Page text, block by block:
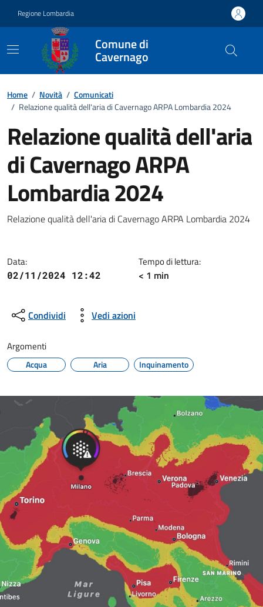
Regione Lombardia
Comune di
Cavernago
Home / Novità / Comunicati
/ Relazione qualità dell'aria di Cavernago ARPA Lombardia 2024
Relazione qualità dell'aria
di Cavernago ARPA
Lombardia 2024
Dettagli della notizia
Relazione qualità dell'aria di Cavernago ARPA Lombardia 2024
Data:
02/11/2024 12:42
Tempo di lettura:
< 1 min
Condividi Vedi azioni
Argomenti
Acqua Aria Inquinamento